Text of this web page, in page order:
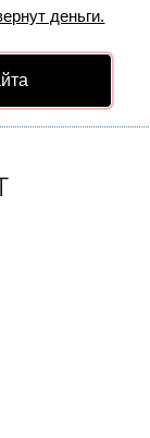
деньги.